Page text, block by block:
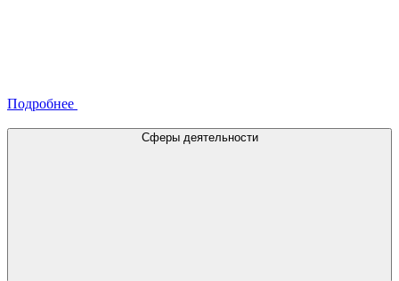
Подробнее
Сферы деятельности